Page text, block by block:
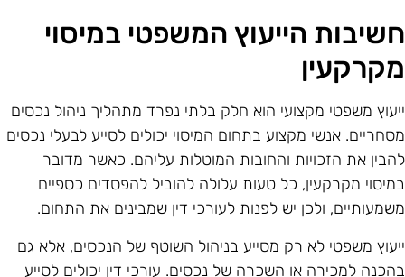
הייעוץ המשפטי במיסוי
משפטי מקצועי הוא חלק בלתי נפרד מתהליך ניהול נכסים
אנשי מקצוע בתחום המיסוי יכולים לסייע לבעלי נכסים
את הזכויות והחובות המוטלות עליהם. כאשר מדובר
מקרקעין, כל טעות עלולה להוביל להפסדים כספיים
ולכן יש לפנות לעורכי דין שמבינים את התחום.
משפטי לא רק מסייע בניהול השוטף של הנכסים, אלא גם
למכירה או השכרה של נכסים. עורכי דין יכולים לסייע